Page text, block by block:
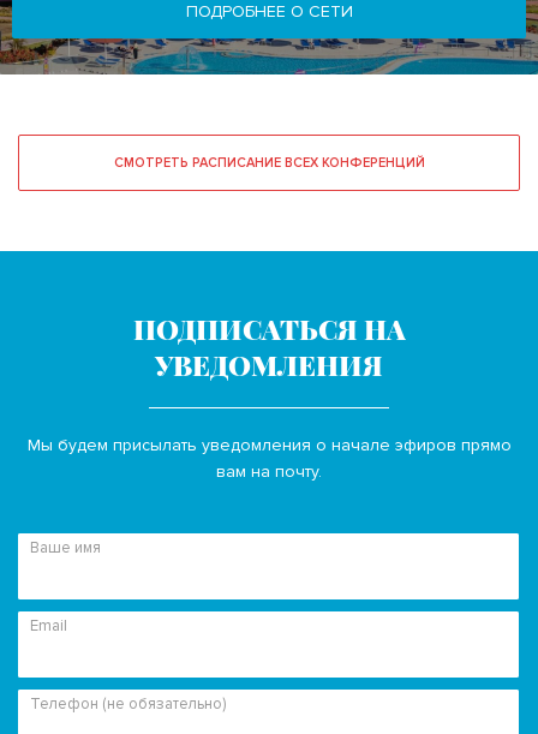
ПОДРОБНЕЕ О СЕТИ
СМОТРЕТЬ РАСПИСАНИЕ ВСЕХ КОНФЕРЕНЦИЙ
ПОДПИСАТЬСЯ НА
УВЕДОМЛЕНИЯ
Мы будем присылать уведомления о начале эфиров прямо
вам на почту.
Ваше имя
Email
Телефон (не обязательно)